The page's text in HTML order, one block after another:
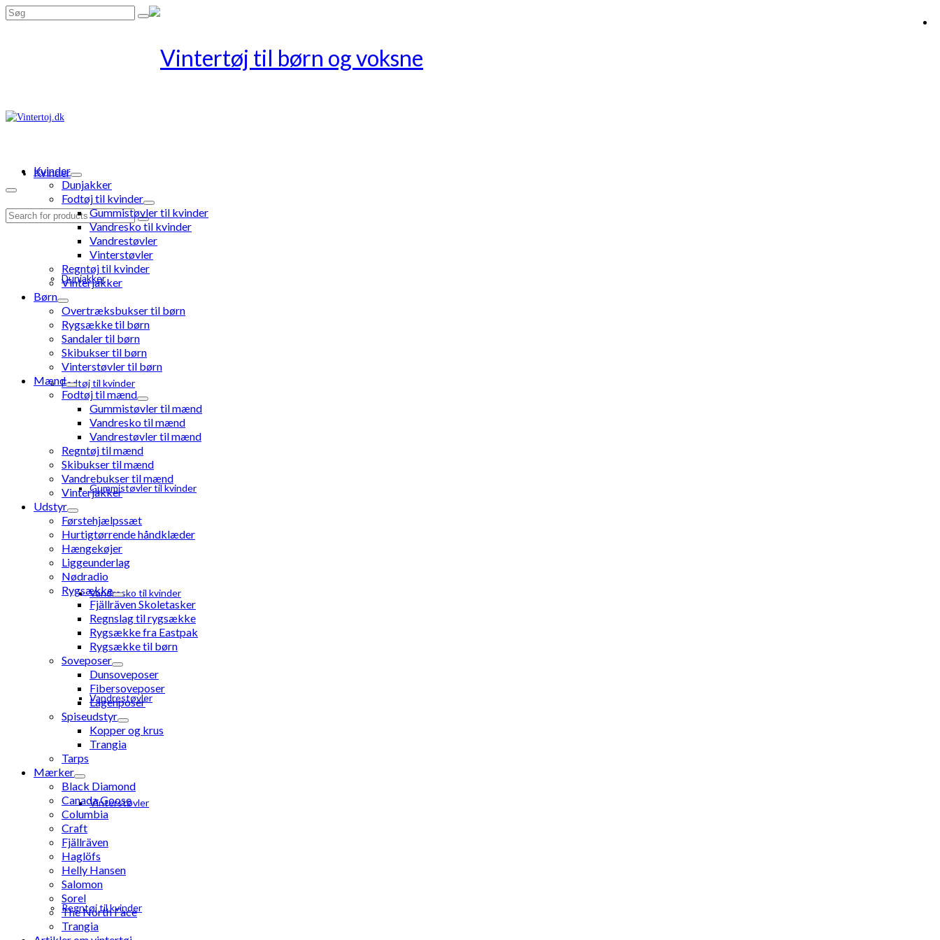
Search
Kvinder
Dunjakker
Fodtøj til kvinder
Gummistøvler til kvinder
Vandresko til kvinder
Vandrestøvler
Vinterstøvler
Regntøj til kvinder
Search
Kvinder
Dunjakker
Fodtøj til kvinder
Gummistøvler til kvinder
Vandresko til kvinder
Vandrestøvler
Vinterstøvler
Regntøj til kvinder
Vinterjakker
Børn
Overtræksbukser til børn
Rygsække til børn
Sandaler til børn
Skibukser til børn
Vinterstøvler til børn
Mænd
Fodtøj til mænd
Gummistøvler til mænd
Vandresko til mænd
Vandrestøvler til mænd
Regntøj til mænd
Skibukser til mænd
Vandrebukser til mænd
Vinterjakker
Udstyr
Førstehjælpssæt
Hurtigtørrende håndklæder
Hængekøjer
Liggeunderlag
Nødradio
Rygsække
Fjällräven Skoletasker
Regnslag til rygsække
Rygsække fra Eastpak
Rygsække til børn
Soveposer
Dunsoveposer
Fibersoveposer
Lagenposer
Spiseudstyr
Kopper og krus
Trangia
Tarps
Mærker
Black Diamond
Canada Goose
Columbia
Craft
Fjällräven
Haglöfs
Helly Hansen
Salomon
Sorel
The North Face
Trangia